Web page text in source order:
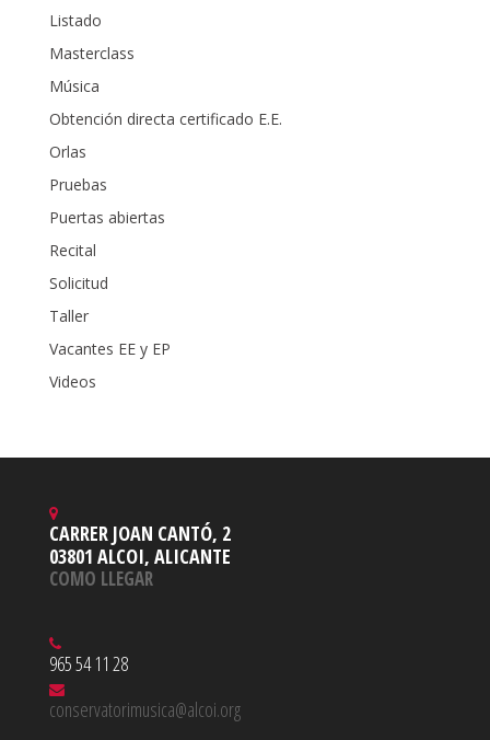
Listado
Masterclass
Música
Obtención directa certificado E.E.
Orlas
Pruebas
Puertas abiertas
Recital
Solicitud
Taller
Vacantes EE y EP
Videos
CARRER JOAN CANTÓ, 2
03801 ALCOI, ALICANTE
COMO LLEGAR
965 54 11 28
conservatorimusica@alcoi.org